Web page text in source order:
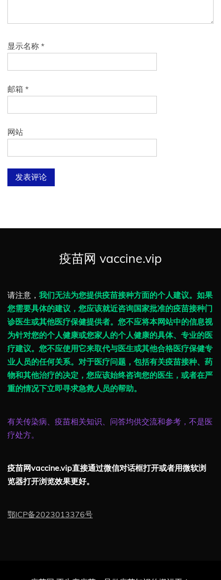
显示名称 *
邮箱 *
网站
疫苗网 vaccine.vip
请注意， 我们无法为您提供疫苗接种方面的个人建议。如果
您需要具体的建议，您应该就近咨询国家批准的疫苗接种门
诊医生或其他医疗保健提供者。您不应将本网站中的信息视
为针对您的个人健康或您家人的个人健康的具体、专业的医
疗建议。您不应使用它来取代与医生或其他合格医疗保健专
业人员的任何关系。对于医疗问题，包括有关疫苗接种、药
物和其他治疗的决定，您应该始终咨询您的医生，或者在严
重的情况下立即寻求急救人员的帮助。
有关传染病、疫苗相关知识、问答均供交流和参考，不是医
疗处方。
疫苗网vaccine.vip直接通过微信对话框打开或者用微软浏
览器打开浏览效果更好。
鄂ICP备2023013376号